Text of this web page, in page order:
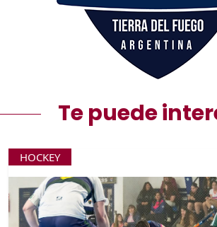
Te puede
HOCKEY